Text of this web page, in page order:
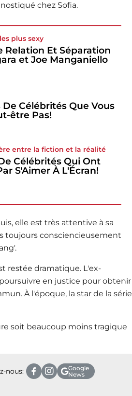
chez Sofia.
plus sexy
Relation Et Séparation
et Joe Manganiello
De Célébrités Que Vous
être Pas!
entre la fiction et la réalité
Célébrités Qui Ont
S'Aimer À L'Écran!
elle est très attentive à sa
toujours consciencieusement
restée dramatique. L'ex-
en justice pour obtenir
À l'époque, la star de la série
soit beaucoup moins tragique
nous:
Google
News